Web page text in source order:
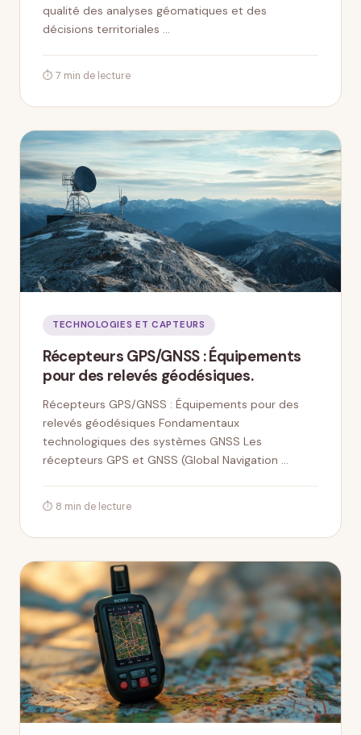
qualité des analyses géomatiques et des
décisions territoriales …
⏱ 7 min de lecture
TECHNOLOGIES ET CAPTEURS
Récepteurs GPS/GNSS : Équipements
pour des relevés géodésiques.
Récepteurs GPS/GNSS : Équipements pour des
relevés géodésiques Fondamentaux
technologiques des systèmes GNSS Les
récepteurs GPS et GNSS (Global Navigation …
⏱ 8 min de lecture